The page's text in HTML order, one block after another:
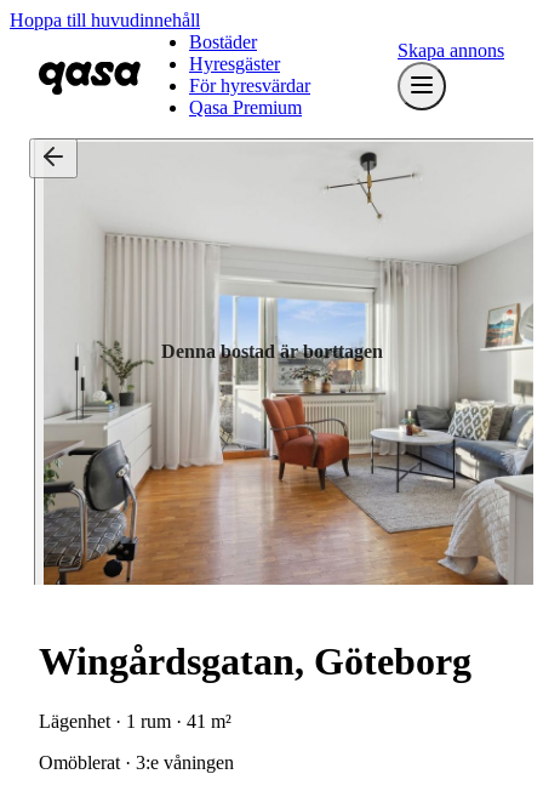
Hoppa till huvudinnehåll
Bostäder
Hyresgäster
För hyresvärdar
Qasa Premium
Skapa annons
Denna bostad är borttagen
Wingårdsgatan, Göteborg
Lägenhet · 1 rum · 41 m²
Omöblerat · 3:e våningen